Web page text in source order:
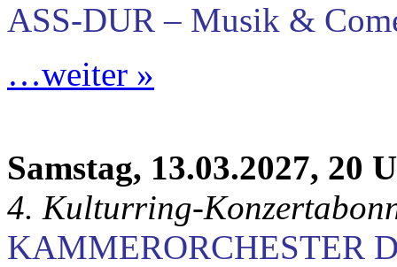
ASS-DUR – Musik &
…weiter »
Samstag, 13.03.2027, 20
4. Kulturring-
KAMMERORCHESTER